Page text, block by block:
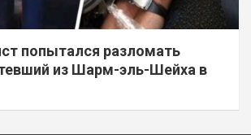
попытался разломать
из Шарм-эль-Шейха в